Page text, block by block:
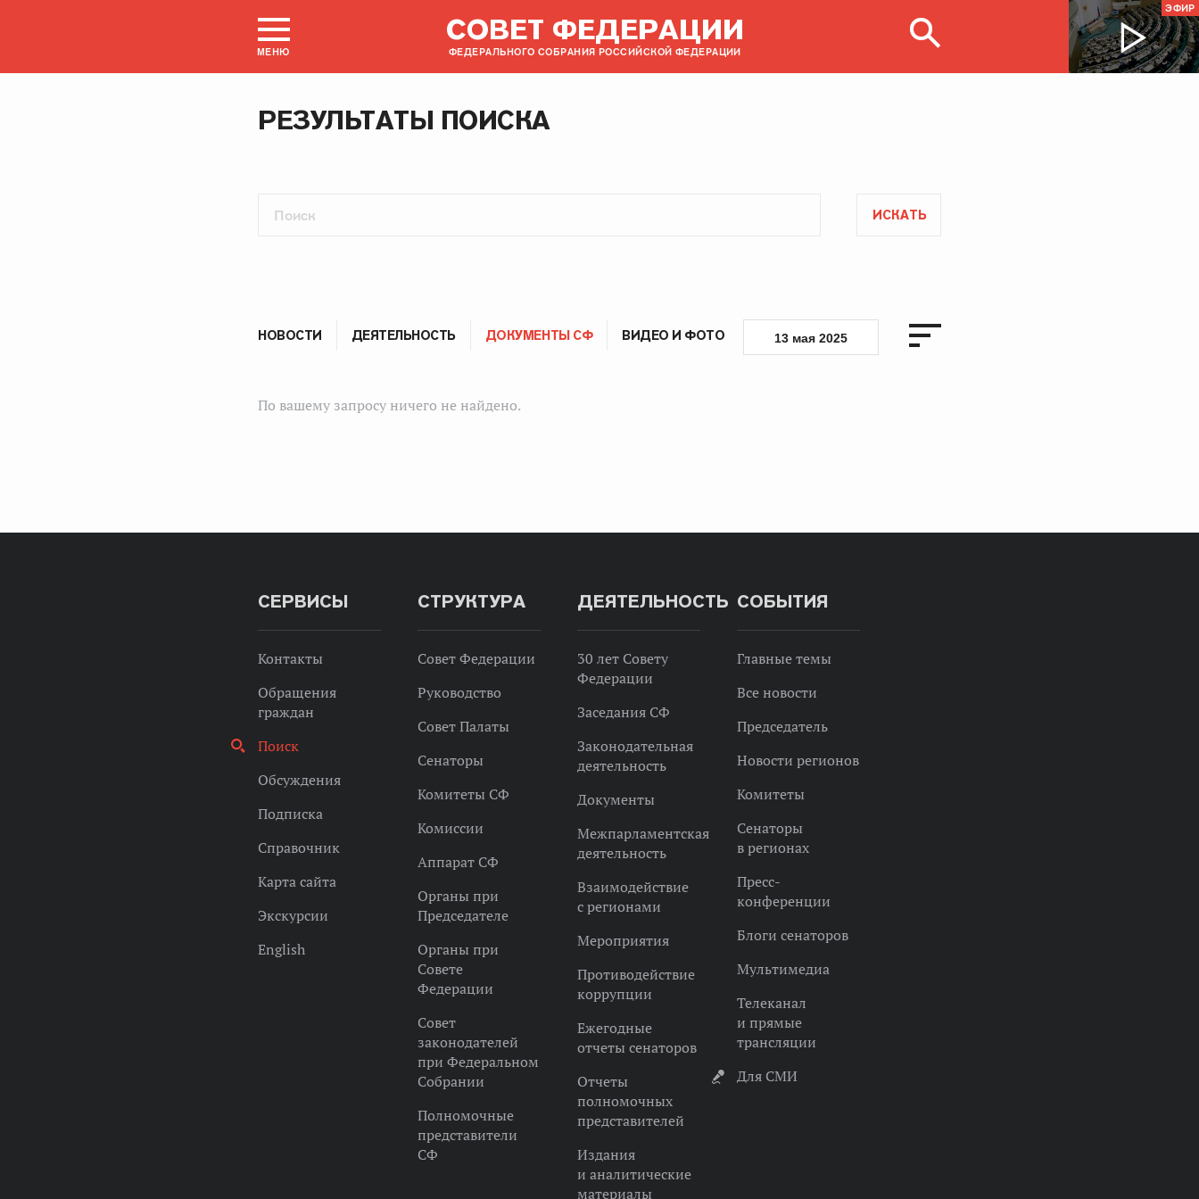
МЕНЮ
СОВЕТ ФЕДЕРАЦИИ
ФЕДЕРАЛЬНОГО СОБРАНИЯ РОССИЙСКОЙ ФЕДЕРАЦИИ
ЭФИР
РЕЗУЛЬТАТЫ ПОИСКА
ИСКАТЬ
НОВОСТИ ДЕЯТЕЛЬНОСТЬ ДОКУМЕНТЫ СФ ВИДЕО И ФОТО 13 мая 2025
По вашему запросу ничего не найдено.
СЕРВИСЫ
Контакты
Обращения
граждан
Поиск
Обсуждения
Подписка
Справочник
Карта сайта
Экскурсии
English
СТРУКТУРА
Совет Федерации
Руководство
Совет Палаты
Сенаторы
Комитеты СФ
Комиссии
Аппарат СФ
Органы при
Председателе
Органы при
Совете
Федерации
Совет
законодателей
при Федеральном
Собрании
Полномочные
представители
СФ
ДЕЯТЕЛЬНОСТЬ
30 лет Совету
Федерации
Заседания СФ
Законодательная
деятельность
Документы
Межпарламентская
деятельность
Взаимодействие
с регионами
Мероприятия
Противодействие
коррупции
Ежегодные
отчеты сенаторов
Отчеты
полномочных
представителей
Издания
и аналитические
материалы
СОБЫТИЯ
Главные темы
Все новости
Председатель
Новости регионов
Комитеты
Сенаторы
в регионах
Пресс-
конференции
Блоги сенаторов
Мультимедиа
Телеканал
и прямые
трансляции
Для СМИ